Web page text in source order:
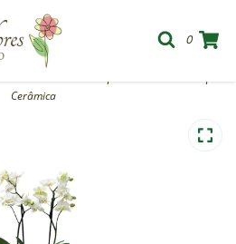
0
Cerâmica